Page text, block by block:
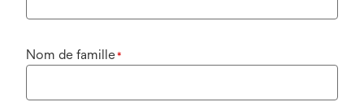
Nom de famille*